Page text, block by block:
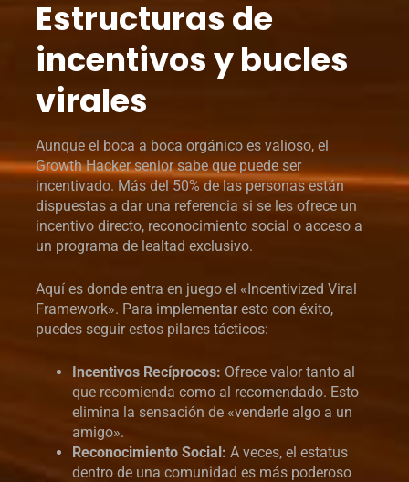
Estructuras de
incentivos y bucles
virales
Aunque el boca a boca orgánico es valioso, el
Growth Hacker senior sabe que puede ser
incentivado. Más del 50% de las personas están
dispuestas a dar una referencia si se les ofrece un
incentivo directo, reconocimiento social o acceso a
un programa de lealtad exclusivo.
Aquí es donde entra en juego el «Incentivized Viral
Framework». Para implementar esto con éxito,
puedes seguir estos pilares tácticos:
Incentivos Recíprocos: Ofrece valor tanto al
que recomienda como al recomendado. Esto
elimina la sensación de «venderle algo a un
amigo».
Reconocimiento Social: A veces, el estatus
dentro de una comunidad es más poderoso